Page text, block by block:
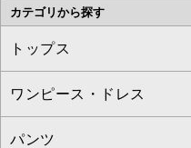
OFUON le MK
MK MICHEL KLEIN
MK MICHEL KLEIN BAG
カテゴリから探す
トップス
すべてのトップス
カットソー・Tシャツ
ワンピース・ドレス
すべてのワンピース・ド
パンツ